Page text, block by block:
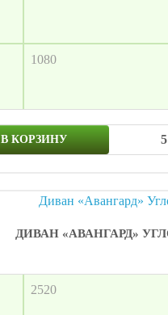
1080
В КОРЗИНУ
ДИВАН «АВАНГАРД»
2520